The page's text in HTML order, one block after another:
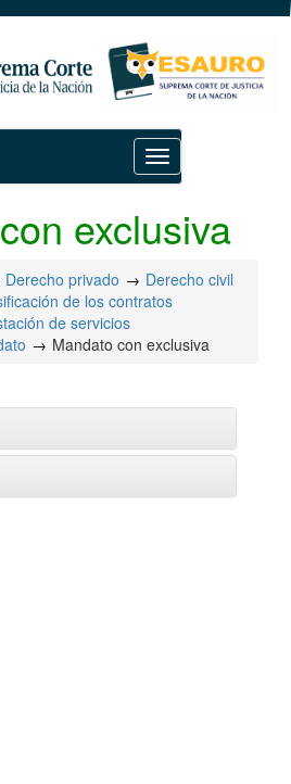
Toggle
navigation
exclusiva
Derecho privado
Derecho civil
de los contratos
de servicios
Mandato con exclusiva